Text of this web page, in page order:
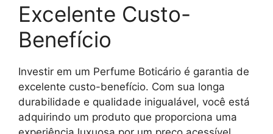
Excelente Custo-
Benefício
Investir em um Perfume Boticário é garantia de
excelente custo-benefício. Com sua longa
durabilidade e qualidade inigualável, você está
adquirindo um produto que proporciona uma